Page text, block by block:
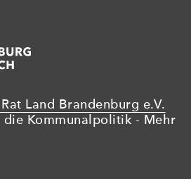
Land Brandenburg e.V.
die Kommunalpolitik - Mehr